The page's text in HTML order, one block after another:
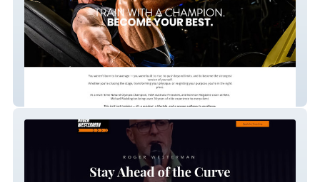
Michael Waddington